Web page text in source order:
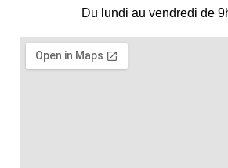
Du lundi au vendredi de